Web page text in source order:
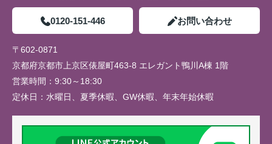
0120-151-446 お問い合わせ
〒602-0871
京都府京都市上京区俵屋町463-8 エレガント鴨川A棟 1階
営業時間： 9:30～18:30
定休日： 水曜日、夏季休暇、GW休暇、年末年始休暇